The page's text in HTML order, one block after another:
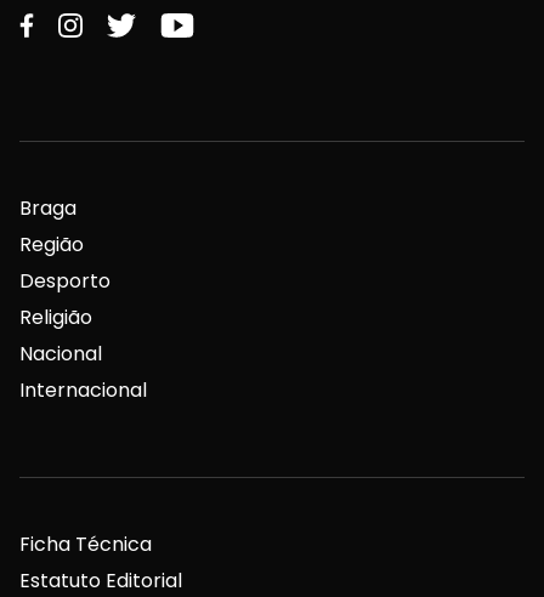
Braga
Região
Desporto
Religião
Nacional
Internacional
Ficha Técnica
Estatuto Editorial